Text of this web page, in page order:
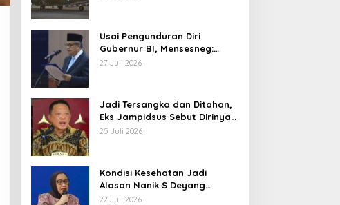
Usai Pengunduran Diri
Gubernur BI, Mensesneg:
Segera Terbit Keppres
27 Juli 2026
Jadi Tersangka dan Ditahan,
Eks Jampidsus Sebut Dirinya
Korban Kriminalisasi
25 Juli 2026
Kondisi Kesehatan Jadi
Alasan Nanik S Deyang
Mundur dari BGN, Prabowo
22 Juli 2026